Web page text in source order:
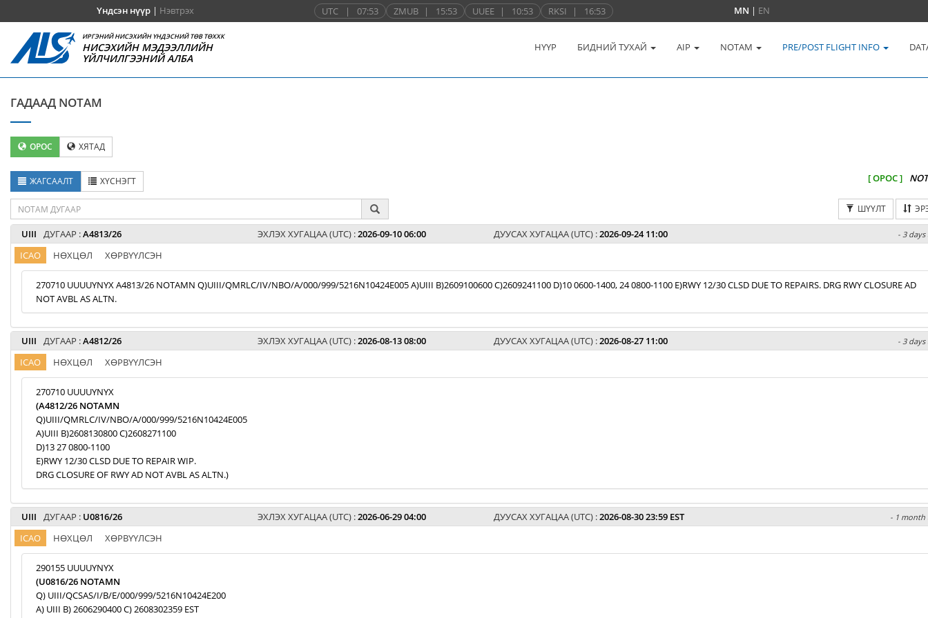
Үндсэн нүүр| Нэвтрэх UTC | 07:53 ZMUB | 15:53 UUEE | 10:53 RKSI | 16:53 MN | EN
ИРГЭНИЙ НИСЭХИЙН ҮНДЭСНИЙ ТӨВ ТӨХХК
НИСЭХИЙН МЭДЭЭЛЛИЙН
ҮЙЛЧИЛГЭЭНИЙ АЛБА
НҮҮР БИДНИЙ ТУХАЙ AIP NOTAM PRE/POST FLIGHT INFO
ГАДААД NOTAM
ОРОС ХЯТАД
ЖАГСААЛТ ХҮСНЭГТ [ ОРОС ]
ШҮҮЛТ
UIII ДУГААР :A4813/26 ЭХЛЭХ ХУГАЦАА (UTC) :2026-09-10 06:00 ДУУСАХ ХУГАЦАА (UTC) :2026-09-24 11:00 - 3 days
ICAO НӨХЦӨЛ ХӨРВҮҮЛСЭН
270710 UUUUYNYX A4813/26 NOTAMN Q)UIII/QMRLC/IV/NBO/A/000/999/5216N10424E005 A)UIII B)2609100600 C)2609241100 D)10 0600-1400, 24 0800-1100 E)RWY 12/30 CLSD DUE TO REPAIRS. DRG RWY CLOSURE AD
NOT AVBL AS ALTN.
UIII ДУГААР :A4812/26 ЭХЛЭХ ХУГАЦАА (UTC) :2026-08-13 08:00 ДУУСАХ ХУГАЦАА (UTC) :2026-08-27 11:00 - 3 days
ICAO НӨХЦӨЛ ХӨРВҮҮЛСЭН
270710 UUUUYNYX
(A4812/26 NOTAMN
Q)UIII/QMRLC/IV/NBO/A/000/999/5216N10424E005
A)UIII B)2608130800 C)2608271100
D)13 27 0800-1100
E)RWY 12/30 CLSD DUE TO REPAIR WIP.
DRG CLOSURE OF RWY AD NOT AVBL AS ALTN.)
UIII ДУГААР : U0816/26 ЭХЛЭХ ХУГАЦАА (UTC) :2026-06-29 04:00 ДУУСАХ ХУГАЦАА (UTC) :2026-08-30 23:59 EST - 1 month
ICAO НӨХЦӨЛ ХӨРВҮҮЛСЭН
290155 UUUUYNYX
(U0816/26 NOTAMN
Q) UIII/QCSAS/I/B/E/000/999/5216N10424E200
A) UIII B) 2606290400 C) 2608302359 EST